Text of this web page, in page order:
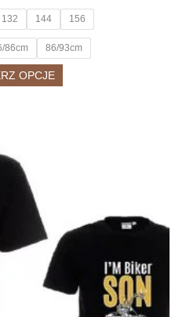
132 144 156
86cm 86/93cm
OPCJE
na
produktu